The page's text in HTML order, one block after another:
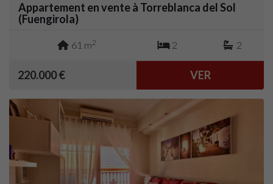
Appartement en vente à Torreblanca del Sol
(Fuengirola)
61 m2 2 2
220.000 € VER